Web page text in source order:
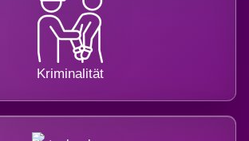
Kriminalität